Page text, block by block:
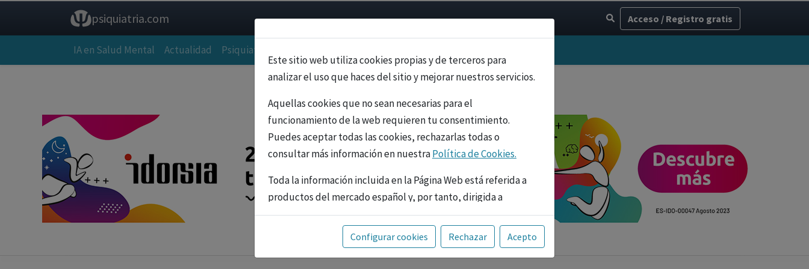
psiquiatria.com Acceso / Registro gratis
IA en Salud Mental Actualidad Psiquiatría
Este sitio web utiliza cookies propias y de terceros para
analizar el uso que haces del sitio y mejorar nuestros servicios.
Aquellas cookies que no sean necesarias para el
funcionamiento de la web requieren tu consentimiento.
Puedes aceptar todas las cookies, rechazarlas todas o
consultar más información en nuestraPolítica de Cookies.
Toda la información incluida en la Página Web está referida a
productos del mercado español y, por tanto, dirigida a
profesionales sanitarios legalmente facultados para
prescribir o dispensar medicamentos con ejercicio
profesional. La información técnica de los fármacos se facilita
Configurar cookies Rechazar Acepto